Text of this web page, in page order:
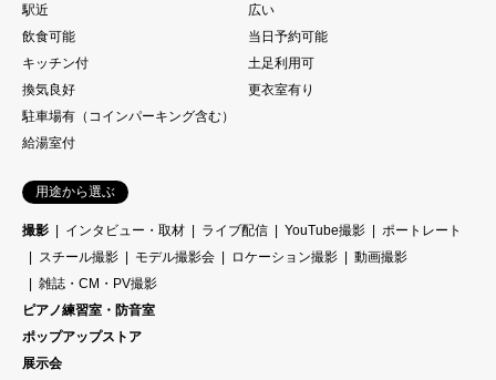
駅近
広い
飲食可能
当日予約可能
キッチン付
土足利用可
換気良好
更衣室有り
駐車場有（コインパーキング含む）
給湯室付
用途から選ぶ
撮影 インタビュー・取材 ライブ配信 YouTube撮影
ポートレート
スチール撮影
モデル撮影会 ロケーション撮影
動画撮影
雑誌・CM・PV撮影
ピアノ練習室・防音室
ポップアップストア
展示会